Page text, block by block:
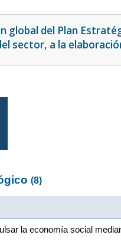
global del Plan
sector, a la
(8)
la economía social